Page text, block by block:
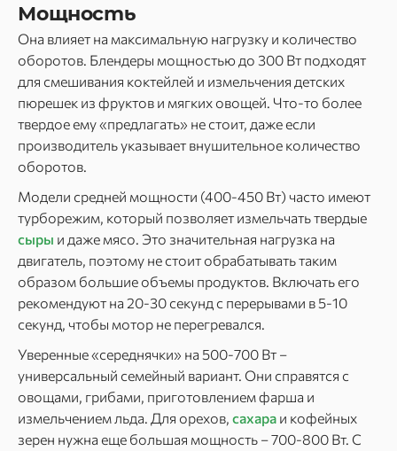
Мощность
Она влияет на максимальную нагрузку и количество
оборотов. Блендеры мощностью до 300 Вт подходят
для смешивания коктейлей и измельчения детских
пюрешек из фруктов и мягких овощей. Что-то более
твердое ему «предлагать» не стоит, даже если
производитель указывает внушительное количество
оборотов.
Модели средней мощности (400-450 Вт) часто имеют
турборежим, который позволяет измельчать твердые
сыры и даже мясо. Это значительная нагрузка на
двигатель, поэтому не стоит обрабатывать таким
образом большие объемы продуктов. Включать его
рекомендуют на 20-30 секунд с перерывами в 5-10
секунд, чтобы мотор не перегревался.
Уверенные «середнячки» на 500-700 Вт –
универсальный семейный вариант. Они справятся с
овощами, грибами, приготовлением фарша и
измельчением льда. Для орехов, сахара и кофейных
зерен нужна еще большая мощность – 700-800 Вт. С